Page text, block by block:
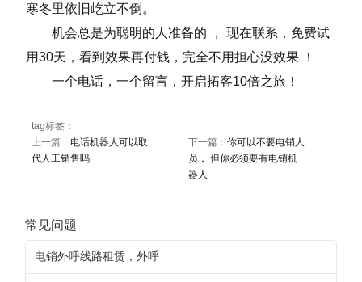
寒冬里依旧屹立不倒。
机会总是为聪明的人准备的 ， 现在联系，免费试
用30天，看到效果再付钱，完全不用担心没效果 ！
一个电话，一个留言，开启拓客10倍之旅！
tag标签：
上一篇： 电话机器人可以取
代人工销售吗
下一篇： 你可以不要电销人
员， 但你必须要有电销机
器人
常见问题
电销外呼线路租赁，外呼